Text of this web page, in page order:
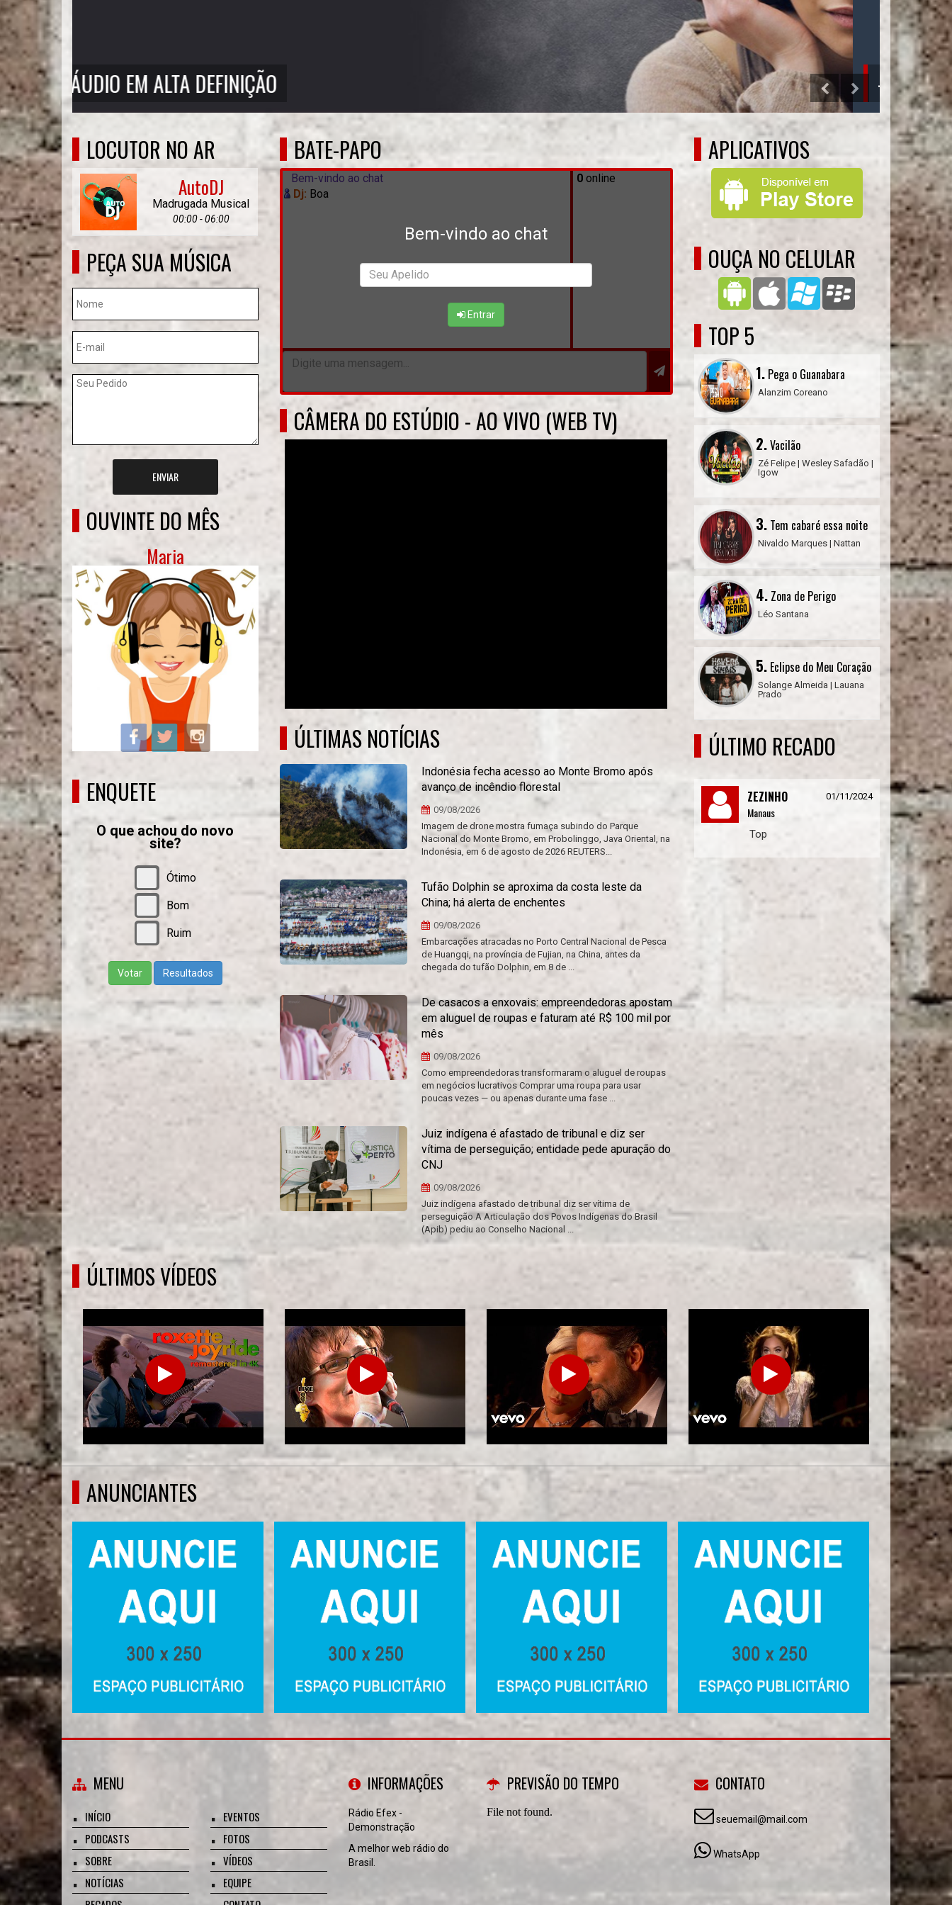
- SUA RÁDIO ONLINE!
LOCUTOR NO AR
AutoDJ
Madrugada Musical
00:00 - 06:00
PEÇA SUA MÚSICA
ENVIAR
OUVINTE DO MÊS
Maria
ENQUETE
O que achou do novo
site?
Ótimo
Bom
Ruim
Votar Resultados
BATE-PAPO
Bem-vindo ao chat
Entrar
Bem-vindo ao chat
Dj: Boa
0online
CÂMERA DO ESTÚDIO - AO VIVO (WEB TV)
ÚLTIMAS NOTÍCIAS
Indonésia fecha acesso ao Monte Bromo após
avanço de incêndio florestal
09/08/2026
Imagem de drone mostra fumaça subindo do Parque
Nacional do Monte Bromo, em Probolinggo, Java Oriental, na
Indonésia, em 6 de agosto de 2026 REUTERS...
Tufão Dolphin se aproxima da costa leste da
China; há alerta de enchentes
09/08/2026
Embarcações atracadas no Porto Central Nacional de Pesca
de Huangqi, na província de Fujian, na China, antes da
chegada do tufão Dolphin, em 8 de ...
De casacos a enxovais: empreendedoras apostam
em aluguel de roupas e faturam até R$ 100 mil por
mês
09/08/2026
Como empreendedoras transformaram o aluguel de roupas
em negócios lucrativos Comprar uma roupa para usar
poucas vezes — ou apenas durante uma fase ...
Juiz indígena é afastado de tribunal e diz ser
vítima de perseguição; entidade pede apuração do
CNJ
09/08/2026
Juiz indígena afastado de tribunal diz ser vítima de
perseguição A Articulação dos Povos Indígenas do Brasil
(Apib) pediu ao Conselho Nacional ...
APLICATIVOS
OUÇA NO CELULAR
TOP 5
1.Pega o Guanabara
Alanzim Coreano
2.Vacilão
Zé Felipe | Wesley Safadão |
Igow
3.Tem cabaré essa noite
Nivaldo Marques | Nattan
4.Zona de Perigo
Léo Santana
5.Eclipse do Meu Coração
Solange Almeida | Lauana
Prado
ÚLTIMO RECADO
ZEZINHO 01/11/2024
Manaus
Top
ÚLTIMOS VÍDEOS
ANUNCIANTES
MENU
INÍCIO
PODCASTS
SOBRE
NOTÍCIAS
EVENTOS
FOTOS
VÍDEOS
EQUIPE
INFORMAÇÕES
Rádio Efex -
Demonstração
A melhor web rádio do
Brasil.
PREVISÃO DO TEMPO CONTATO
seuemail@mail.com
WhatsApp